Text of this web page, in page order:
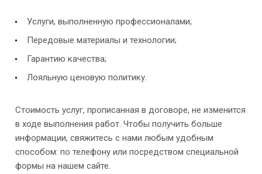
Услуги, выполненную профессионалами;
Передовые материалы и технологии;
Гарантию качества;
Лояльную ценовую политику.
Стоимость услуг, прописанная в договоре, не изменится
в ходе выполнения работ. Чтобы получить больше
информации, свяжитесь с нами любым удобным
способом: по телефону или посредством специальной
формы на нашем сайте.